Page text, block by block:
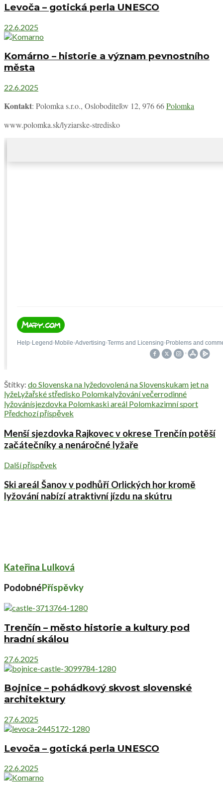
Levoča – gotická perla UNESCO
22.6.2025
Komárno – historie a význam pevnostního
města
22.6.2025
Kontakt: Polomka s.r.o., Osloboditeľov 12, 976 66Polomka
www.polomka.sk/lyziarske-stredisko
Štítky: do Slovenska na lyžedovolená na Slovenskukam jet na
lyžeLyžařské středisko Polomkalyžování večerrodinné
lyžovánísjezdovka Polomkaski areál Polomkazimní sport
Předchozí příspěvek
Menší sjezdovka Rajkovec v okrese Trenčín potěší
začátečníky a nenáročné lyžaře
Další příspěvek
Ski areál Šanov v podhůří Orlických hor kromě
lyžování nabízí atraktivní jízdu na skútru
Kateřina Lulková
PodobnéPříspěvky
Trenčín – město historie a kultury pod
hradní skálou
27.6.2025
Bojnice – pohádkový skvost slovenské
architektury
27.6.2025
Levoča – gotická perla UNESCO
22.6.2025